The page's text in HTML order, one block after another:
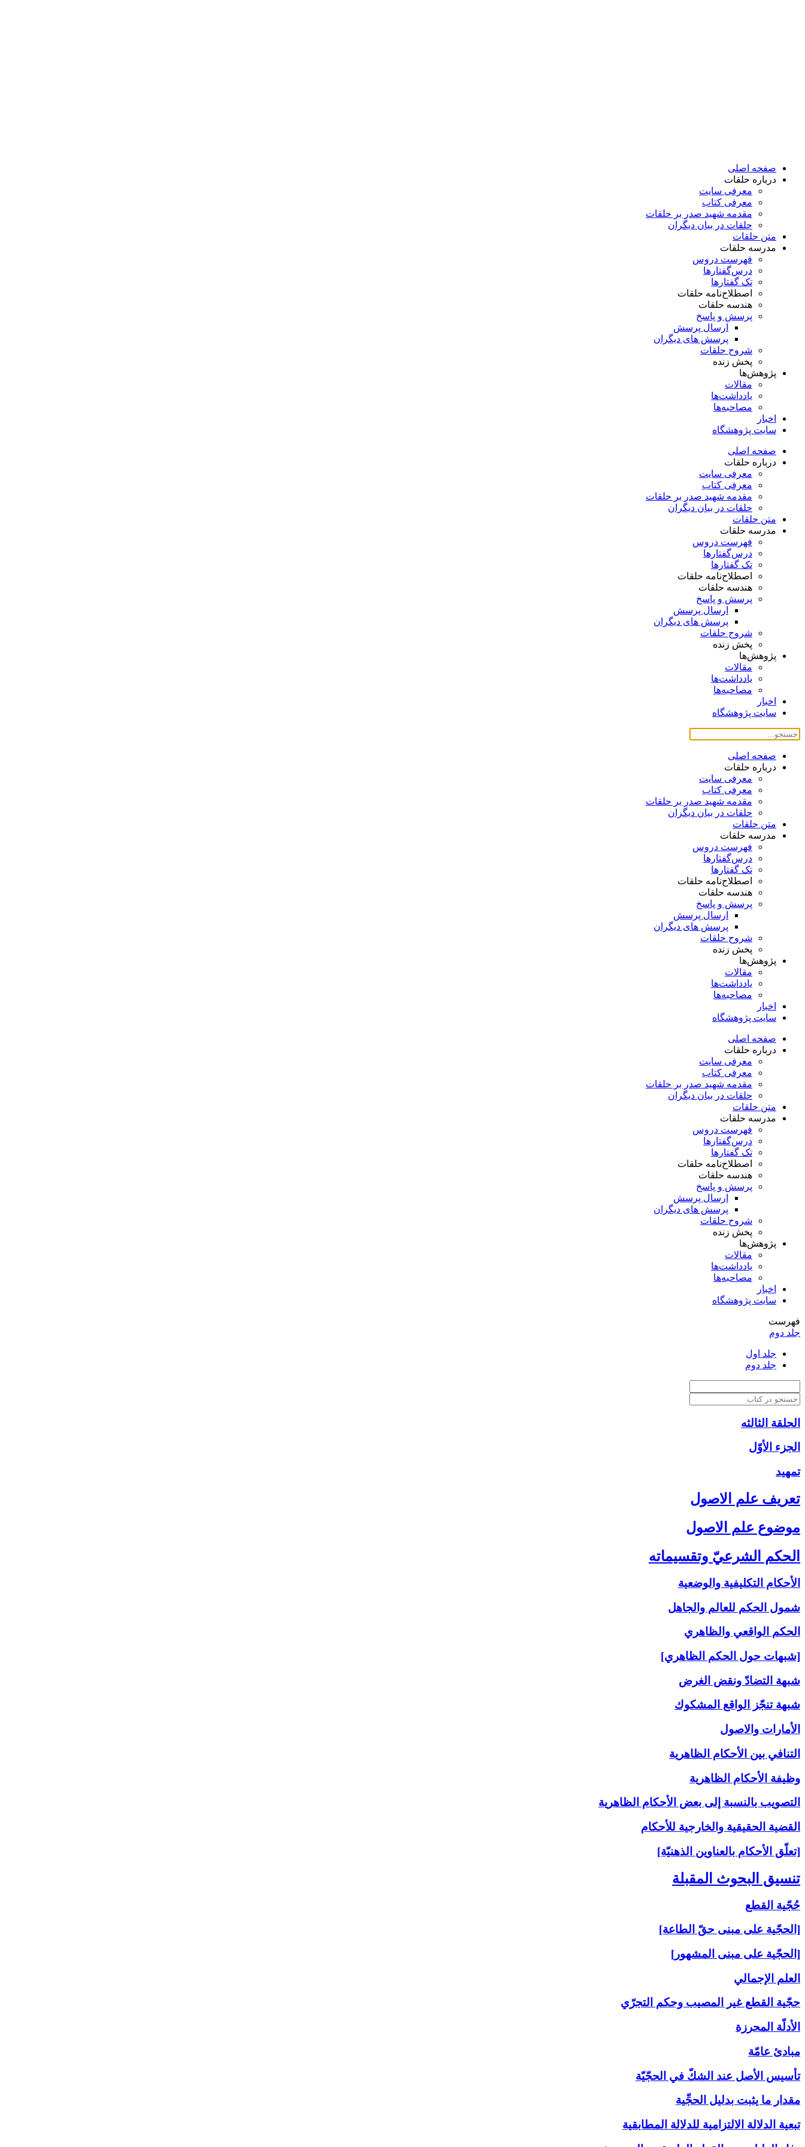
صفحه اصلی
درباره حلقات
معرفی سایت
معرفی کتاب
مقدمه شهید صدر بر حلقات
حلقات در بیان دیگران
متن حلقات
مدرسه حلقات
فهرست دروس
درس‌گفتار‌ها
تک گفتارها
اصطلاح‌نامه حلقات
هندسه حلقات
پرسش و پاسخ
ارسال پرسش
پرسش های دیگران
شروح حلقات
پخش زنده
پژوهش‌ها
مقالات
یادداشت‌ها
مصاحبه‌ها
اخبار
سایت پژوهشگاه
صفحه اصلی
درباره حلقات
معرفی سایت
معرفی کتاب
مقدمه شهید صدر بر حلقات
حلقات در بیان دیگران
متن حلقات
مدرسه حلقات
فهرست دروس
درس‌گفتار‌ها
تک گفتارها
اصطلاح‌نامه حلقات
هندسه حلقات
پرسش و پاسخ
ارسال پرسش
پرسش های دیگران
شروح حلقات
پخش زنده
پژوهش‌ها
مقالات
یادداشت‌ها
مصاحبه‌ها
اخبار
سایت پژوهشگاه
صفحه اصلی
درباره حلقات
معرفی سایت
معرفی کتاب
مقدمه شهید صدر بر حلقات
حلقات در بیان دیگران
متن حلقات
مدرسه حلقات
فهرست دروس
درس‌گفتار‌ها
تک گفتارها
اصطلاح‌نامه حلقات
هندسه حلقات
پرسش و پاسخ
ارسال پرسش
پرسش های دیگران
شروح حلقات
پخش زنده
پژوهش‌ها
مقالات
یادداشت‌ها
مصاحبه‌ها
اخبار
سایت پژوهشگاه
صفحه اصلی
درباره حلقات
معرفی سایت
معرفی کتاب
مقدمه شهید صدر بر حلقات
حلقات در بیان دیگران
متن حلقات
مدرسه حلقات
فهرست دروس
درس‌گفتار‌ها
تک گفتارها
اصطلاح‌نامه حلقات
هندسه حلقات
پرسش و پاسخ
ارسال پرسش
پرسش های دیگران
شروح حلقات
پخش زنده
پژوهش‌ها
مقالات
یادداشت‌ها
مصاحبه‌ها
اخبار
سایت پژوهشگاه
فهرست
جلد دوم
جلد اول
جلد دوم
الحلقة الثالثه
الجزء الأوّل‏
تمهيد
تعريف علم الاصول‏
موضوع علم الاصول‏
الحكم الشرعيّ وتقسيماته‏
الأحكام التكليفية والوضعية
شمول الحكم للعالم والجاهل
الحكم الواقعي والظاهري
[شبهات حول الحكم الظاهري]
شبهة التضادّ ونقض الغرض
شبهة تنجّز الواقع المشكوك
الأمارات والاصول
التنافي بين الأحكام الظاهرية
وظيفة الأحكام الظاهرية
التصويب بالنسبة إلى‏ بعض الأحكام الظاهرية
القضية الحقيقية والخارجية للأحكام
[تعلّق الأحكام بالعناوين الذهنيّة]
تنسيق البحوث المقبلة
حُجّية القطع
[الحجّية على مبنى حقّ الطاعة]
[الحجّية على مبنى المشهور]
العلم الإجمالي
حجّية القطع غير المصيب وحكم التجرّي
الأدلّة المحرزة
مبادئ عامّة
تأسيس الأصل عند الشكّ في الحجّيّة
مقدار ما يثبت بدليل الحجِّية
تبعية الدلالة الالتزامية للدلالة المطابقية